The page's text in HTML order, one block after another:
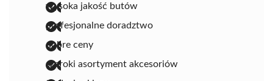
wysoka jakość butów
profesjonalne doradztwo
dobre ceny
szeroki asortyment akcesoriów